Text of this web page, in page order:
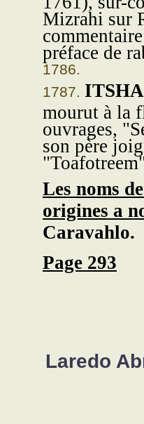
Mizrahi sur
préface de
mourut à la
ouvrages,
son père
Les noms
origines a
Caravahlo.
Page 293
Laredo